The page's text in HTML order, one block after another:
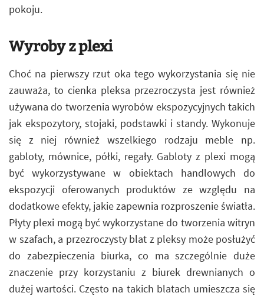
pokoju.
Wyroby z plexi
Choć na pierwszy rzut oka tego wykorzystania się nie
zauważa, to cienka pleksa przezroczysta jest również
używana do tworzenia wyrobów ekspozycyjnych takich
jak ekspozytory, stojaki, podstawki i standy. Wykonuje
się z niej również wszelkiego rodzaju meble np.
gabloty, mównice, półki, regały. Gabloty z plexi mogą
być wykorzystywane w obiektach handlowych do
ekspozycji oferowanych produktów ze względu na
dodatkowe efekty, jakie zapewnia rozproszenie światła.
Płyty plexi mogą być wykorzystane do tworzenia witryn
w szafach, a przezroczysty blat z pleksy może posłużyć
do zabezpieczenia biurka, co ma szczególnie duże
znaczenie przy korzystaniu z biurek drewnianych o
dużej wartości. Często na takich blatach umieszcza się